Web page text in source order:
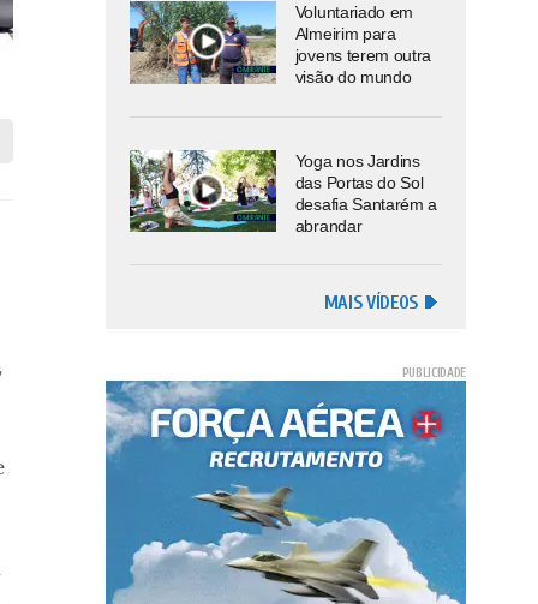
Voluntariado em
Almeirim para
jovens terem outra
visão do mundo
Yoga nos Jardins
das Portas do Sol
desafia Santarém a
abrandar
MAIS VÍDEOS